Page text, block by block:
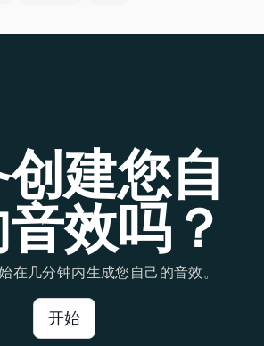
建您自
效吗？
在几分钟内生成您自己的音效。
开始